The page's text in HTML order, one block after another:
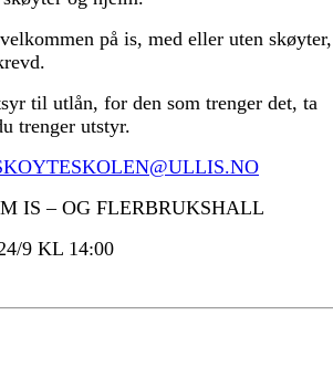
på is, med eller uten skøyter,
til utlån, for den som trenger det, ta
trenger utstyr.
IS – OG FLERBRUKSHALL
9 KL 14:00